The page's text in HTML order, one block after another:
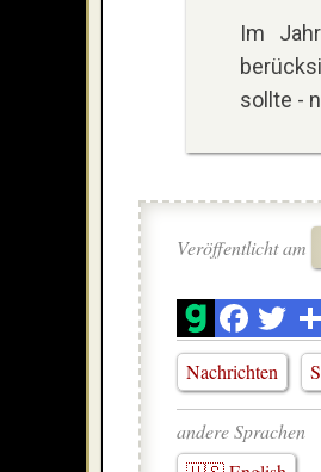
Im
sollte -
Veröffentlicht am
Nachrichten
andere Sprachen